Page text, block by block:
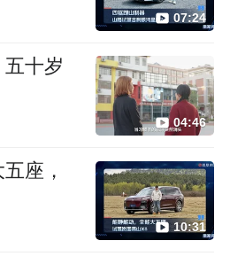
07:24
十岁
04:46
座，
10:31